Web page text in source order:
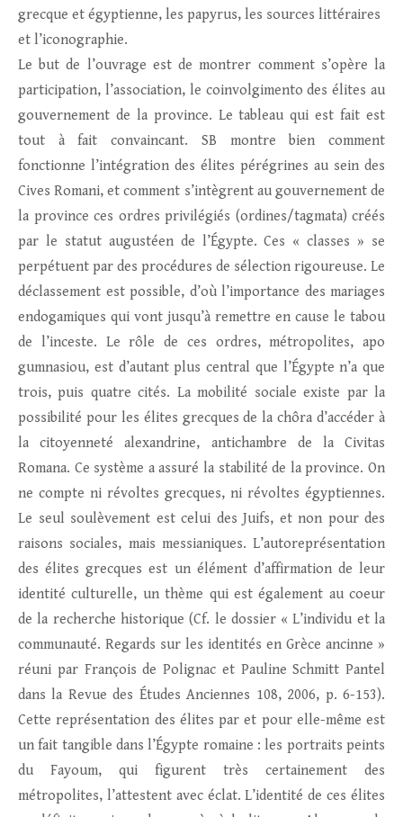
grecque et égyptienne, les papyrus, les sources littéraires
et l’iconographie.
Le but de l’ouvrage est de montrer comment s’opère la
participation, l’association, le coinvolgimento des élites au
gouvernement de la province. Le tableau qui est fait est
tout à fait convaincant. SB montre bien comment
fonctionne l’intégration des élites pérégrines au sein des
Cives Romani, et comment s’intègrent au gouvernement de
la province ces ordres privilégiés (ordines/tagmata) créés
par le statut augustéen de l’Égypte. Ces « classes » se
perpétuent par des procédures de sélection rigoureuse. Le
déclassement est possible, d’où l’importance des mariages
endogamiques qui vont jusqu’à remettre en cause le tabou
de l’inceste. Le rôle de ces ordres, métropolites, apo
gumnasiou, est d’autant plus central que l’Égypte n’a que
trois, puis quatre cités. La mobilité sociale existe par la
possibilité pour les élites grecques de la chôra d’accéder à
la citoyenneté alexandrine, antichambre de la Civitas
Romana. Ce système a assuré la stabilité de la province. On
ne compte ni révoltes grecques, ni révoltes égyptiennes.
Le seul soulèvement est celui des Juifs, et non pour des
raisons sociales, mais messianiques. L’autoreprésentation
des élites grecques est un élément d’affirmation de leur
identité culturelle, un thème qui est également au coeur
de la recherche historique (Cf. le dossier « L’individu et la
communauté. Regards sur les identités en Grèce ancinne »
réuni par François de Polignac et Pauline Schmitt Pantel
dans la Revue des Études Anciennes 108, 2006, p. 6-153).
Cette représentation des élites par et pour elle-même est
un fait tangible dans l’Égypte romaine : les portraits peints
du Fayoum, qui figurent très certainement des
métropolites, l’attestent avec éclat. L’identité de ces élites